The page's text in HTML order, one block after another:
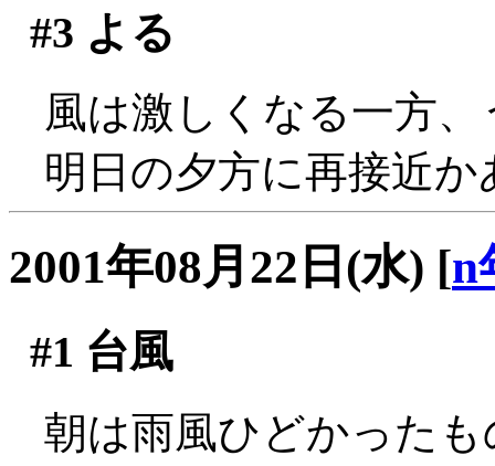
#3 よる
風は激しくなる一方、
明日の夕方に再接近
2001年08月22日(水) [n
#1 台風
朝は雨風ひどかった